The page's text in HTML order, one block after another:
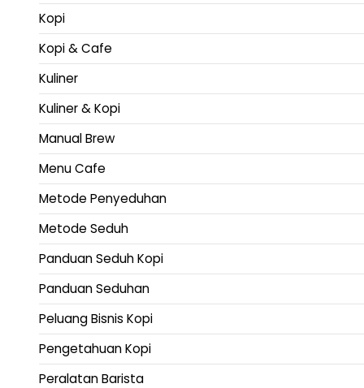
Kopi
Kopi & Cafe
Kuliner
Kuliner & Kopi
Manual Brew
Menu Cafe
Metode Penyeduhan
Metode Seduh
Panduan Seduh Kopi
Panduan Seduhan
Peluang Bisnis Kopi
Pengetahuan Kopi
Peralatan Barista